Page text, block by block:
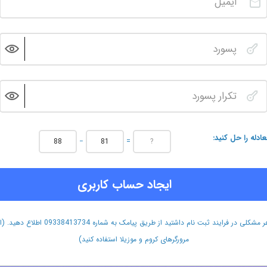
را حل کنید − =
ایجاد حساب کاربری
هر مشکلی در فرایند ثبت نام داشتید از طریق پیامک به شماره 09338413734 اطلاع
مرورگرهای کروم و موزیلا استفاده کنید)